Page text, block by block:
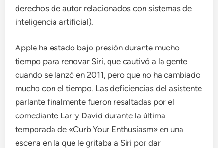
derechos de autor relacionados con sistemas de
inteligencia artificial).
Apple ha estado bajo presión durante mucho
tiempo para renovar Siri, que cautivó a la gente
cuando se lanzó en 2011, pero que no ha cambiado
mucho con el tiempo. Las deficiencias del asistente
parlante finalmente fueron resaltadas por el
comediante Larry David durante la última
temporada de «Curb Your Enthusiasm» en una
escena en la que le gritaba a Siri por dar